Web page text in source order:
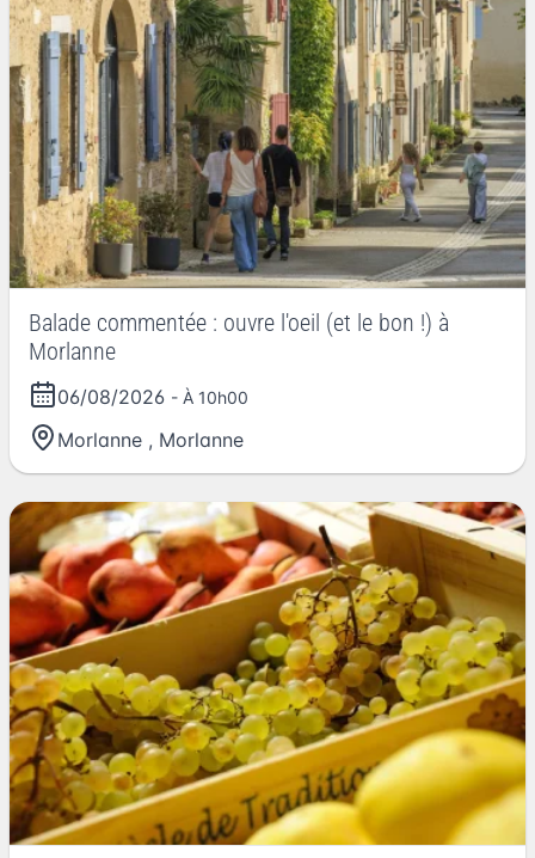
Balade commentée : ouvre l'oeil (et le bon !) à
Morlanne
06/08/2026 - À 10h00
Morlanne , Morlanne